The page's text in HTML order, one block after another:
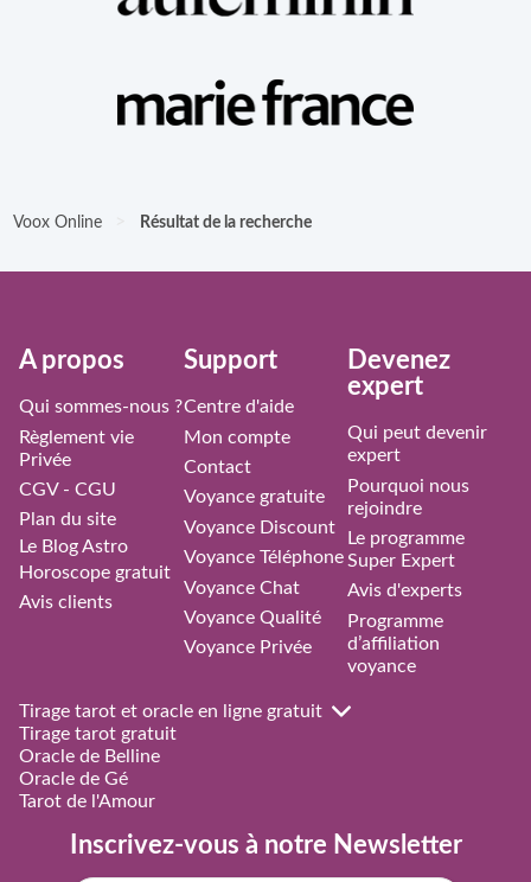
Voox Online Résultat de la recherche
À propos
Qui sommes-nous ?
Règlement vie
Privée
CGV - CGU
Plan du site
Le Blog Astro
Horoscope gratuit
Avis clients
Support
Centre d'aide
Mon compte
Contact
Voyance gratuite
Voyance Discount
Voyance Téléphone
Voyance Chat
Voyance Qualité
Voyance Privée
Devenez
expert
Qui peut devenir
expert
Pourquoi nous
rejoindre
Le programme
Super Expert
Avis d'experts
Programme
d’affiliation
voyance
Tirage tarot et oracle en ligne gratuit
Tirage tarot gratuit
Oracle de Belline
Oracle de Gé
Tarot de l'Amour
Inscrivez-vous à notre Newsletter